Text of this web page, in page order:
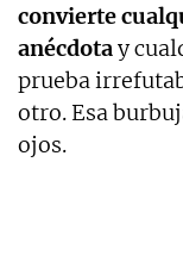
convierte
anécdotay
prueba
otro. Esa
ojos.